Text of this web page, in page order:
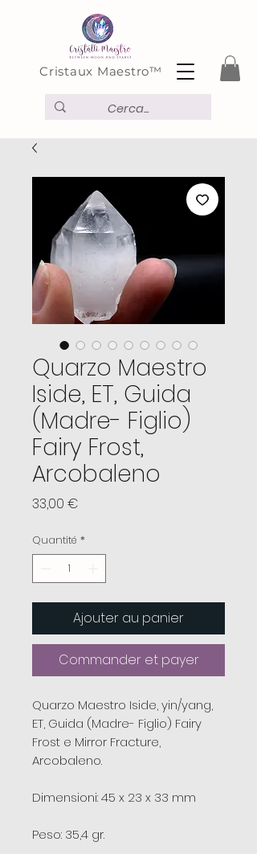
Cristaux Maestro™
Quarzo Maestro
Iside, ET, Guida
(Madre- Figlio)
Fairy Frost,
Arcobaleno
33,00 €
Quantité *
Ajouter au panier
Commander et payer
Quarzo Maestro Iside, yin/yang,
ET, Guida (Madre- Figlio) Fairy
Frost e Mirror Fracture,
Arcobaleno.
Dimensioni: 45 x 23 x 33 mm
Peso: 35,4 gr.